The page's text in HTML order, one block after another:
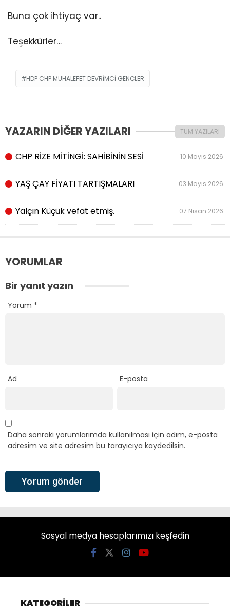
Buna çok ihtiyaç var..
Teşekkürler…
HDP CHP MUHALEFET DEVRIMCI GENÇLER
YAZARIN DİĞER YAZILARI TÜM YAZILARI
CHP RİZE MİTİNGİ: SAHİBİNİN SESİ 10 Mayıs 2026
YAŞ ÇAY FİYATI TARTIŞMALARI 03 Mayıs 2026
Yalçın Küçük vefat etmiş. 07 Nisan 2026
YORUMLAR
Bir yanıt yazın
Yorum *
Ad E-posta
Daha sonraki yorumlarımda kullanılması için adım, e-posta
adresim ve site adresim bu tarayıcıya kaydedilsin.
Sosyal medya hesaplarımızı keşfedin
KATEGORİLER